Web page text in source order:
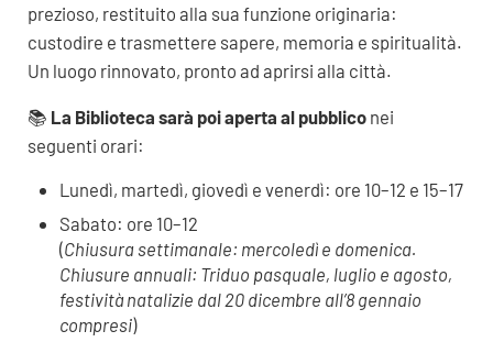
prezioso, restituito alla sua funzione originaria:
custodire e trasmettere sapere, memoria e spiritualità.
Un luogo rinnovato, pronto ad aprirsi alla città.
📚 La Biblioteca sarà poi aperta al pubbliconei
seguenti orari:
Lunedì, martedì, giovedì e venerdì: ore 10–12 e 15–17
Sabato: ore 10–12
(Chiusura settimanale: mercoledì e domenica.
Chiusure annuali: Triduo pasquale, luglio e agosto,
festività natalizie dal 20 dicembre all’8 gennaio
compresi)